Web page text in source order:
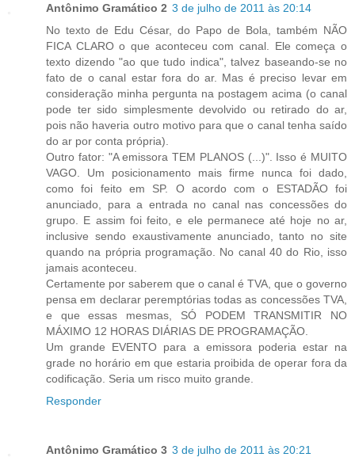
Antônimo Gramático 2 3 de julho de 2011 às 20:14
No texto de Edu César, do Papo de Bola, também NÃO
FICA CLARO o que aconteceu com canal. Ele começa o
texto dizendo "ao que tudo indica", talvez baseando-se no
fato de o canal estar fora do ar. Mas é preciso levar em
consideração minha pergunta na postagem acima (o canal
pode ter sido simplesmente devolvido ou retirado do ar,
pois não haveria outro motivo para que o canal tenha saído
do ar por conta própria).
Outro fator: "A emissora TEM PLANOS (...)". Isso é MUITO
VAGO. Um posicionamento mais firme nunca foi dado,
como foi feito em SP. O acordo com o ESTADÃO foi
anunciado, para a entrada no canal nas concessões do
grupo. E assim foi feito, e ele permanece até hoje no ar,
inclusive sendo exaustivamente anunciado, tanto no site
quando na própria programação. No canal 40 do Rio, isso
jamais aconteceu.
Certamente por saberem que o canal é TVA, que o governo
pensa em declarar peremptórias todas as concessões TVA,
e que essas mesmas, SÓ PODEM TRANSMITIR NO
MÁXIMO 12 HORAS DIÁRIAS DE PROGRAMAÇÃO.
Um grande EVENTO para a emissora poderia estar na
grade no horário em que estaria proibida de operar fora da
codificação. Seria um risco muito grande.
Responder
Antônimo Gramático 3 3 de julho de 2011 às 20:21